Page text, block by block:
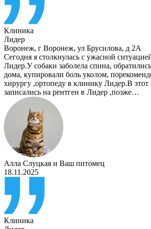
Клиника
Лидер
Воронеж, г Воронеж, ул Брусилова, д 2А
Сегодня я столкнулась с ужасной
Лидер.У собаки заболела спина,
дома, купировали боль уколом,
хирургу ,ортопеду в клинику Лидер.В этот
записались на рентген в Лидер ,позже…
Алла Слуцкая и Ваш питомец
18.11.2025
Клиника